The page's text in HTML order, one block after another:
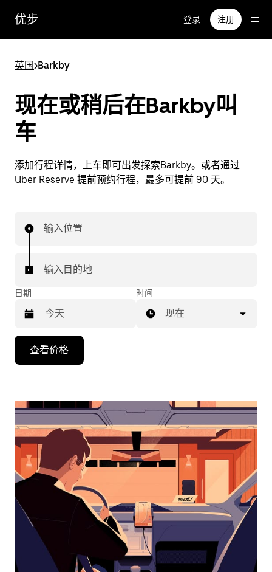
优步 登录 注册
英国>Barkby
现在或稍后在Barkby叫
车
添加行程详情，上车即可出发探索Barkby。或者通过
Uber Reserve 提前预约行程，最多可提前 90 天。
输入位置
输入目的地
日期
向
头
浏
日
并
期。
时间
现在
查看价格